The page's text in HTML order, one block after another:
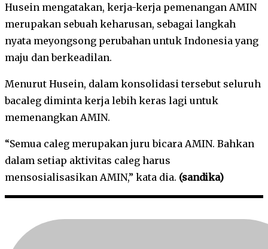
Husein mengatakan, kerja-kerja pemenangan AMIN
merupakan sebuah keharusan, sebagai langkah
nyata meyongsong perubahan untuk Indonesia yang
maju dan berkeadilan.
Menurut Husein, dalam konsolidasi tersebut seluruh
bacaleg diminta kerja lebih keras lagi untuk
memenangkan AMIN.
“Semua caleg merupakan juru bicara AMIN. Bahkan
dalam setiap aktivitas caleg harus
mensosialisasikan AMIN,” kata dia. (sandika)